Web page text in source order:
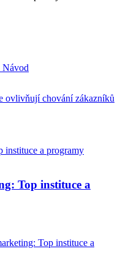
Návod
ovlivňují chování zákazníků
Top instituce a
Top instituce a